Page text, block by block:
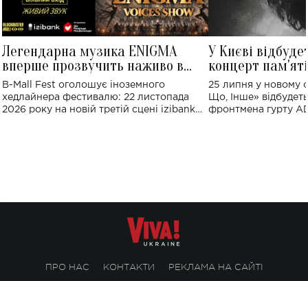
Легендарна музика ENIGMA
вперше прозвучить наживо в
Україні: де відбудеться концерт
B-Mall Fest оголошує іноземного
хедлайнера фестивалю: 22 листопада
2026 року на новій третій сцені izibank
У Києві
концерт
Клименка:
виконають
25 липня у новому
Що, Інше»
фронтмена гурту
ПРО НАС КОНТАКТИ РЕКЛАМА НА САЙТІ